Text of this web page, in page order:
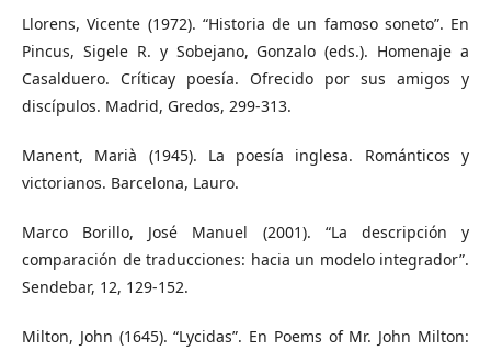
Llorens, Vicente (1972). “Historia de un famoso soneto”. En
Pincus, Sigele R. y Sobejano, Gonzalo (eds.). Homenaje a
Casalduero. Críticay poesía. Ofrecido por sus amigos y
discípulos. Madrid, Gredos, 299-313.
Manent, Marià (1945). La poesía inglesa. Románticos y
victorianos. Barcelona, Lauro.
Marco Borillo, José Manuel (2001). “La descripción y
comparación de traducciones: hacia un modelo integrador”.
Sendebar, 12, 129-152.
Milton, John (1645). “Lycidas”. En Poems of Mr. John Milton: